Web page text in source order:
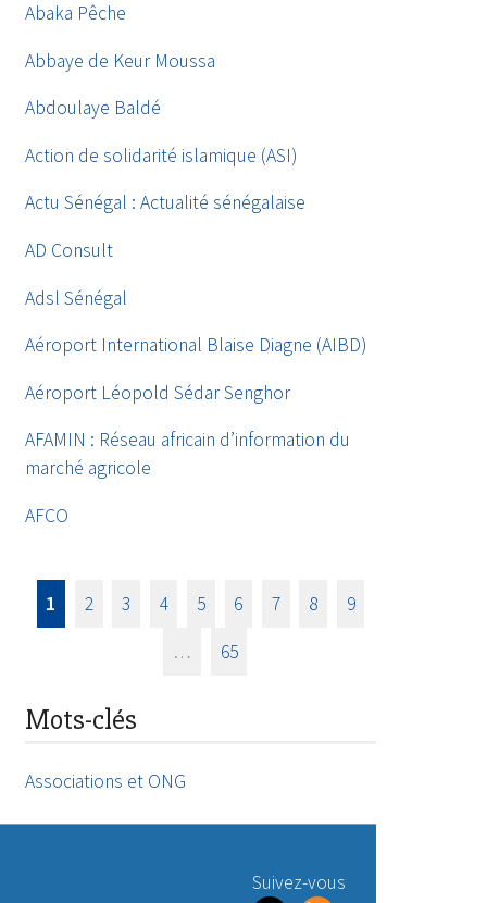
Abaka Pêche
Abbaye de Keur Moussa
Abdoulaye Baldé
Action de solidarité islamique (ASI)
Actu Sénégal : Actualité sénégalaise
AD Consult
Adsl Sénégal
Aéroport International Blaise Diagne (AIBD)
Aéroport Léopold Sédar Senghor
AFAMIN : Réseau africain d’information du
marché agricole
AFCO
1 2 3 4 5 6 7 8
9
…
65
Mots-clés
Associations et ONG
Suivez-vous